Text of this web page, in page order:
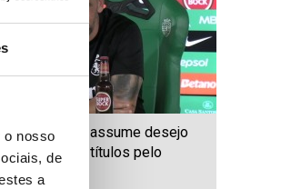
o nosso
de
a
Rui Borges assume desejo
a ganhar títulos pelo
(editado)